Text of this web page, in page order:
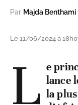
Par Majda Benthami
Le 11/06/2024 à
L e
lance
la